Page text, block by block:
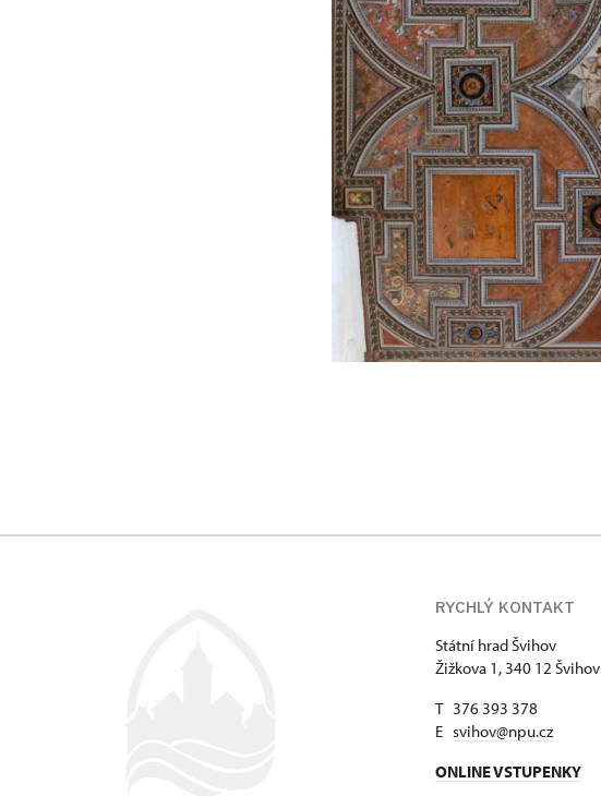
RYCHLÝ KONTAKT
Státní hrad Švihov
Žižkova 1, 340 12 Švihov
T 376 393 378
E svihov@npu.cz
ONLINE VSTUPENKY